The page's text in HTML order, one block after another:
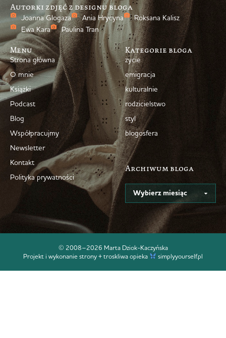
Autorki zdjęć z designu bloga
Joanna Glogaza Ania Hrycyna
Roksana Kalisz
Ewa Kara
Paulina Tran
Menu
Strona główna
O mnie
Książki
Podcast
Blog
Współpracujmy
Newsletter
Kontakt
Polityka prywatności
Kategorie bloga
życie
emigracja
kulturalnie
rodzicielstwo
styl
blogosfera
Archiwum bloga
© 2008–2026 Marta Dziok-Kaczyńska
Projekt i wykonanie strony + troskliwa opieka
simplyyourself.pl